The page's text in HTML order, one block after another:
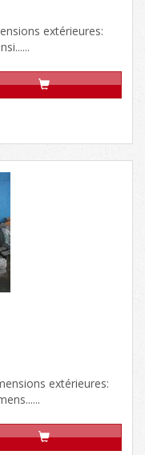
extérieures:
extérieures: